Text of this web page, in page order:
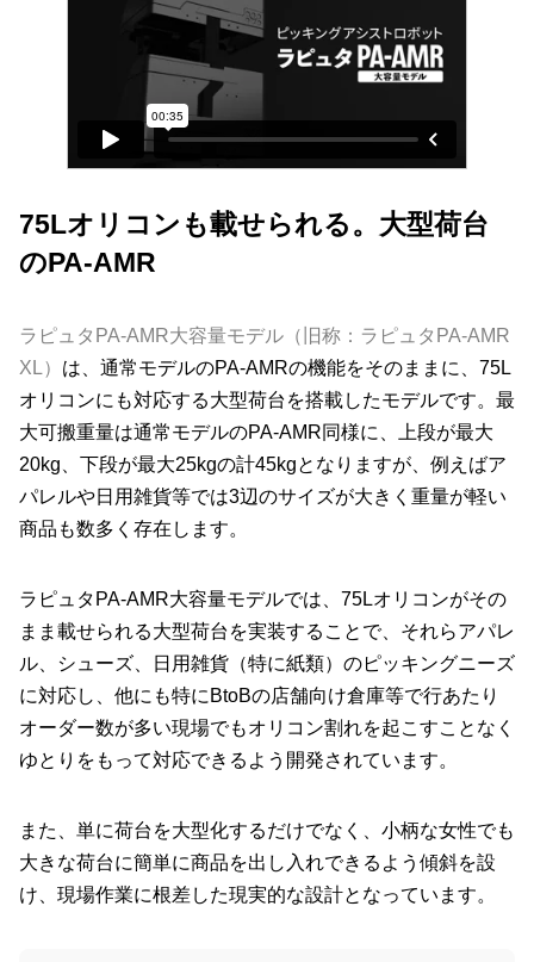
75Lオリコンも載せられる。大型荷台
のPA-AMR
ラピュタPA-AMR大容量モデル（旧称：ラピュタPA-AMR
XL） は、通常モデルのPA-AMRの機能をそのままに、75L
オリコンにも対応する大型荷台を搭載したモデルです。最
大可搬重量は通常モデルのPA-AMR同様に、上段が最大
20kg、下段が最大25kgの計45kgとなりますが、例えばア
パレルや日用雑貨等では3辺のサイズが大きく重量が軽い
商品も数多く存在します。
ラピュタPA-AMR大容量モデルでは、75Lオリコンがその
まま載せられる大型荷台を実装することで、それらアパレ
ル、シューズ、日用雑貨（特に紙類）のピッキングニーズ
に対応し、他にも特にBtoBの店舗向け倉庫等で行あたり
オーダー数が多い現場でもオリコン割れを起こすことなく
ゆとりをもって対応できるよう開発されています。
また、単に荷台を大型化するだけでなく、小柄な女性でも
大きな荷台に簡単に商品を出し入れできるよう傾斜を設
け、現場作業に根差した現実的な設計となっています。